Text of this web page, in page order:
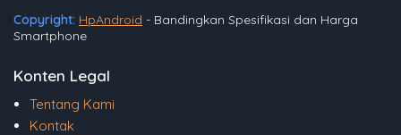
Copyright: HpAndroid - Bandingkan Spesifikasi dan Harga
Smartphone
Konten Legal
Tentang Kami
Kontak